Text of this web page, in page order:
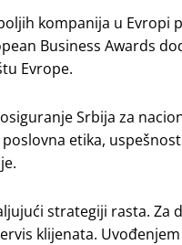
kompanija u
Business Awards
Evrope.
Srbija za
etika,
strategiji rasta.
klijenata.